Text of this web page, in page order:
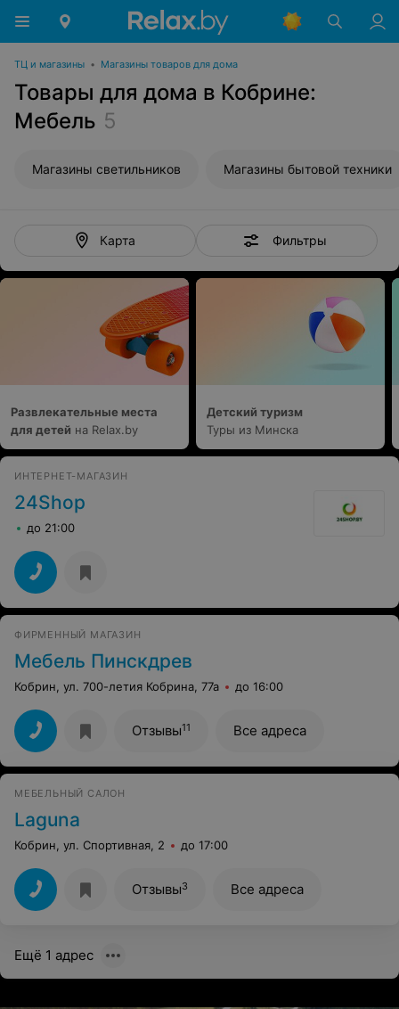
ТЦ и магазины • Магазины товаров для дома
Товары для дома в Кобрине:
Мебель 5
Магазины светильников Магазины бытовой техники
Карта Фильтры
Развлекательные места
для детей на Relax.by
Детский туризм
Туры из Минска
ИНТЕРНЕТ-МАГАЗИН
24Shop
до 21:00
ФИРМЕННЫЙ МАГАЗИН
Мебель Пинскдрев
Кобрин, ул. 700-летия Кобрина, 77а до 16:00
Отзывы11 Все адреса
МЕБЕЛЬНЫЙ САЛОН
Laguna
Кобрин, ул. Спортивная, 2 до 17:00
Отзывы3 Все адреса
Ещё 1 адрес